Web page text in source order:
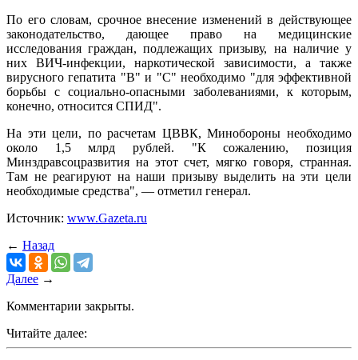
По его словам, срочное внесение изменений в действующее
законодательство, дающее право на медицинские
исследования граждан, подлежащих призыву, на наличие у
них ВИЧ-инфекции, наркотической зависимости, а также
вирусного гепатита "B" и "С" необходимо "для эффективной
борьбы с социально-опасными заболеваниями, к которым,
конечно, относится СПИД".
На эти цели, по расчетам ЦВВК, Минобороны необходимо
около 1,5 млрд рублей. "К сожалению, позиция
Минздравсоцразвития на этот счет, мягко говоря, странная.
Там не реагируют на наши призыву выделить на эти цели
необходимые средства", — отметил генерал.
Источник: www.Gazeta.ru
← Назад
Далее →
Комментарии закрыты.
Читайте далее: